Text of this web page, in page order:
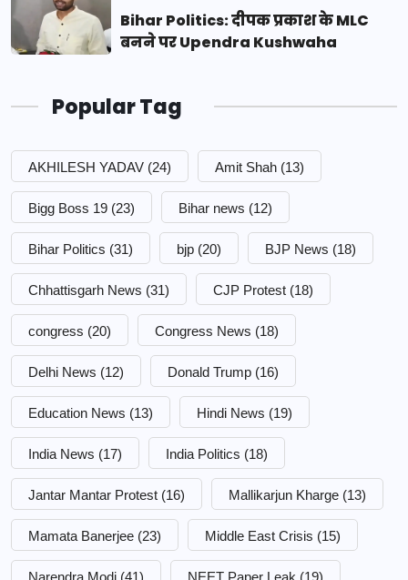
Bihar Politics: दीपक प्रकाश के MLC
बनने पर Upendra Kushwaha
Popular Tag
AKHILESH YADAV (24) Amit Shah (13)
Bigg Boss 19 (23) Bihar news (12)
Bihar Politics (31) bjp (20) BJP News (18)
Chhattisgarh News (31) CJP Protest (18)
congress (20) Congress News (18)
Delhi News (12) Donald Trump (16)
Education News (13) Hindi News (19)
India News (17) India Politics (18)
Jantar Mantar Protest (16) Mallikarjun Kharge (13)
Mamata Banerjee (23) Middle East Crisis (15)
Narendra Modi (41) NEET Paper Leak (19)